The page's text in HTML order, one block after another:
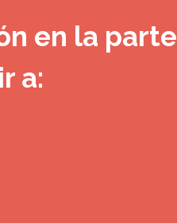
en la parte
a: